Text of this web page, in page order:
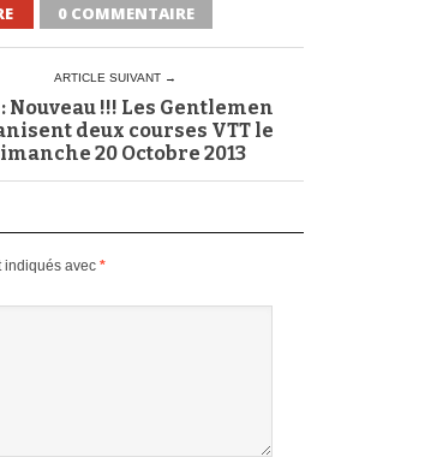
0 COMMENTAIRE
ARTICLE SUIVANT →
: Nouveau !!! Les Gentlemen
deux courses VTT le
20 Octobre 2013
indiqués avec *